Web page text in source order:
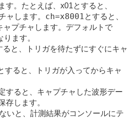
す。たとえば、x01とすると、
ャします。 ch=x8001とすると、
ャプチャします。デフォルトで
ります。
ると、トリガを待たずにすぐにキャ
すると、トリガが入ってからキャ
すると、キャプチャした波形デー
存します。
いと、計測結果がコンソールにテ